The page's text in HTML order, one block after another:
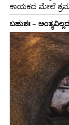
ಕಾಯಕದ ಮೇಲೆ
ಬಹುಶಃ –